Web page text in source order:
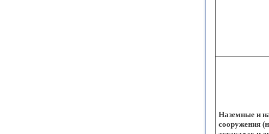
Наземные и
сооружения